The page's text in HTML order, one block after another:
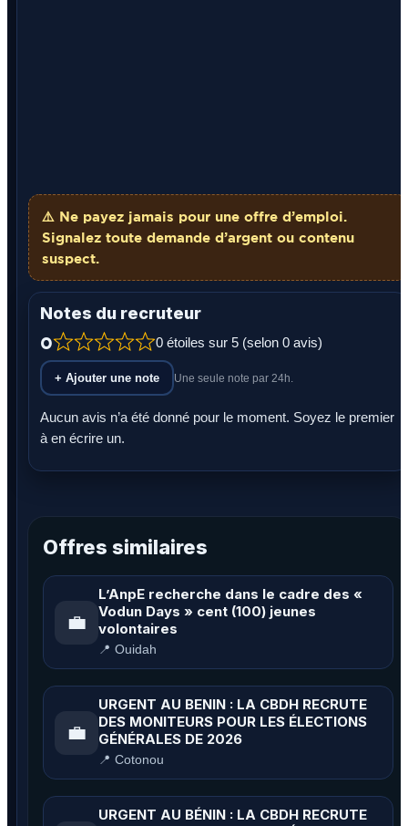
⚠️ Ne payez jamais pour une offre d’emploi.
Signalez toute demande d’argent ou contenu
suspect.
Notes du recruteur
0 0 étoiles sur 5 (selon 0 avis)
+ Ajouter une note Une seule note par 24h.
Aucun avis n’a été donné pour le moment. Soyez le premier
à en écrire un.
Offres similaires
💼
L’AnpE recherche dans le cadre des «
Vodun Days » cent (100) jeunes
volontaires
📍 Ouidah
💼
URGENT AU BENIN : LA CBDH RECRUTE
DES MONITEURS POUR LES ÉLECTIONS
GÉNÉRALES DE 2026
📍 Cotonou
URGENT AU BÉNIN : LA CBDH RECRUTE